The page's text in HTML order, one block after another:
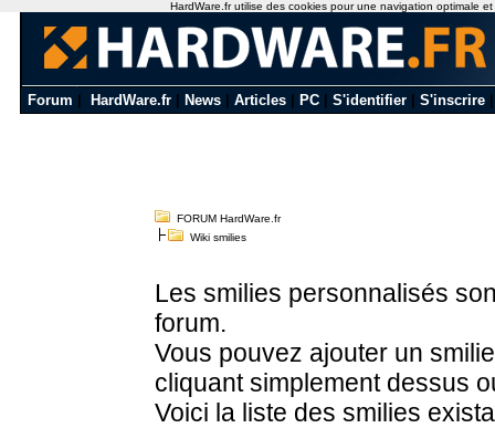
Forum HardWare.fr News Articles PC S'identifier S'inscrire
FORUM HardWare.fr
Wiki smilies
Les smilies personnalisés
forum.
Vous pouvez ajouter un
cliquant simplement dessus
Voici la liste des smilies
HardWare.fr utilise des cookies pour une navigation optimale